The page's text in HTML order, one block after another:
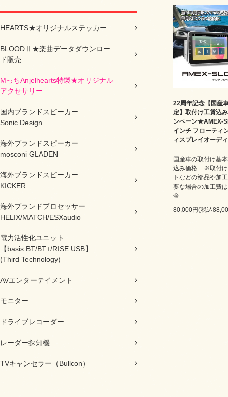
HEARTS★オリジナルステッカー
BLOODⅡ★楽曲データダウンロー
ド販売
MっちAnjelhearts特製★オリジナル
アクセサリー
国内ブランドスピーカー
Sonic Design
海外ブランドスピーカー
mosconi GLADEN
海外ブランドスピーカー
KICKER
海外ブランドプロセッサー
HELIX/MATCH/ESXaudio
電力活性化ユニット
【basis BT/BT+/RISE USB】
(Third Technology)
AVエンターテイメント
モニター
ドライブレコーダー
レーダー探知機
TVキャンセラー（Bullcon）
22周年記念【国産
定】取付け工賃込
ンペーン★AMEX-
インチ フローティ
ィスプレイオーデ
国産車の取付け基
込み価格 ※取付け
トなどの部品や加
要な場合の加工費
金
80,000円(税込